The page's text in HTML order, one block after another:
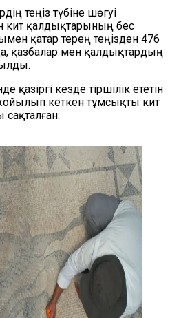
теңіз түбіне шөгуі
кит қалдықтарының бес
қатар терең теңізден 476
қазбалар мен қалдықтардың
қазіргі кезде тіршілік ететін
кеткен тұмсықты кит
сақталған.